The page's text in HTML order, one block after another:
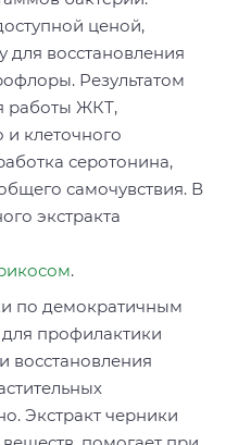
ценой,
для восстановления
Результатом
работы ЖКТ,
и клеточного
серотонина,
самочувствия. В
экстракта
.
по демократичным
профилактики
Экстракт черники